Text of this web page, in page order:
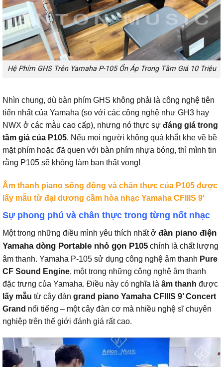
Hệ Phím GHS Trên Yamaha P-105 Ổn Áp Trong Tầm Giá 10 Triệu
Nhìn chung, dù bàn phím GHS không phải là công nghệ tiên
tiến nhất của Yamaha (so với các công nghệ như GH3 hay
NWX ở các mẫu cao cấp), nhưng nó thực sự đáng giá trong
tầm giá của P105. Nếu mọi người không quá khắt khe về bề
mặt phím hoặc đã quen với bàn phím nhựa bóng, thì mình tin
rằng P105 sẽ không làm bạn thất vọng!
Âm thanh piano sống động và chân thực của P105 được
lấy mẫu từ đại dương cầm hòa nhạc Yamaha CFIIIS 9′
Sự phong phú và chân thực trong từng nốt nhạc
Một trong những điều mình yêu thích nhất ở đàn piano điện
Yamaha dòng Portable nhỏ gọn P105 chính là chất lượng
âm thanh. Yamaha P-105 sử dụng công nghệ âm thanh Pure
CF Sound Engine, một trong những công nghệ âm thanh
đặc trưng của Yamaha. Điều này có nghĩa là âm thanh được
lấy mẫu từ cây đàn grand piano Yamaha CFIIIS 9’ Concert
Grand nổi tiếng – một cây đàn cơ mà nhiều nghệ sĩ chuyên
nghiệp trên thế giới đánh giá rất cao.